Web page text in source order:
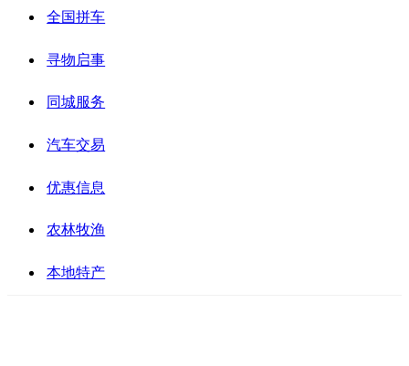
全国拼车
寻物启事
同城服务
汽车交易
优惠信息
农林牧渔
本地特产